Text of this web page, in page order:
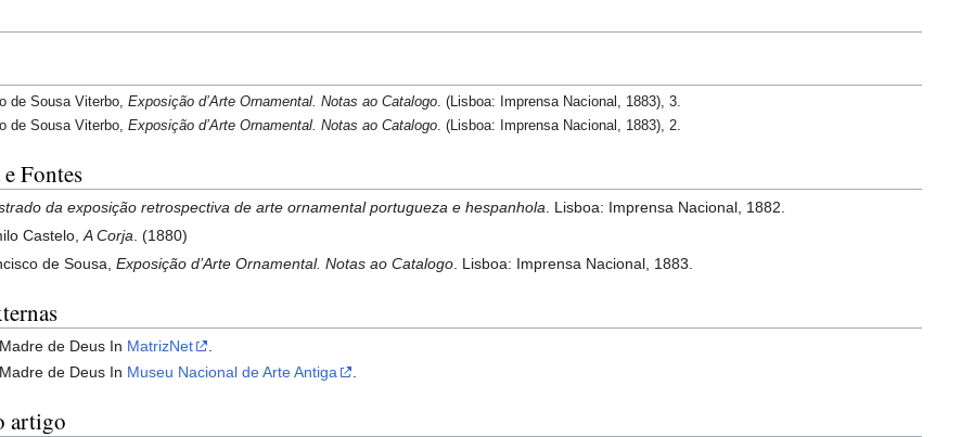
de Sousa Viterbo,Exposição d’Arte Ornamental. Notas ao Catalogo. (Lisboa: Imprensa Nacional, 1883), 3.
de Sousa Viterbo,Exposição d’Arte Ornamental. Notas ao Catalogo . (Lisboa: Imprensa Nacional, 1883), 2.
Fontes
da exposição retrospectiva de arte ornamental portugueza e hespanhola . Lisboa: Imprensa Nacional, 1882.
Castelo,A Corja . (1880)
de Sousa,Exposição d’Arte Ornamental. Notas ao Catalogo . Lisboa: Imprensa Nacional, 1883.
de Deus In MatrizNet
.
de Deus In Museu Nacional de Arte Antiga
artigo